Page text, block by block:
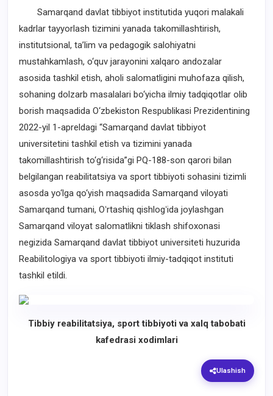
Samarqand davlat tibbiyot institutida yuqori malakali
kadrlar tayyorlash tizimini yanada takomillashtirish,
institutsional, ta’lim va pedagogik salohiyatni
mustahkamlash, o‘quv jarayonini xalqaro andozalar
asosida tashkil etish, aholi salomatligini muhofaza qilish,
sohaning dolzarb masalalari bo‘yicha ilmiy tadqiqotlar olib
borish maqsadida O‘zbekiston Respublikasi Prezidentining
2022-yil 1-apreldagi “Samarqand davlat tibbiyot
universitetini tashkil etish va tizimini yanada
takomillashtirish to‘g‘risida”gi PQ-188-son qarori bilan
belgilangan reabilitatsiya va sport tibbiyoti sohasini tizimli
asosda yo‘lga qo‘yish maqsadida Samarqand viloyati
Samarqand tumani, Oʻrtashiq qishlogʻida joylashgan
Samarqand viloyat salomatlikni tiklash shifoxonasi
negizida Samarqand davlat tibbiyot universiteti huzurida
Reabilitologiya va sport tibbiyoti ilmiy-tadqiqot instituti
tashkil etildi.
Tibbiy reabilitatsiya, sport tibbiyoti va xalq tabobati
kafedrasi xodimlari
Ulashish